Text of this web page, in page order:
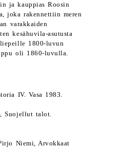
ja kauppias Roosin
joka rakennettiin meren
varakkaiden
kesähuvila-asutusta
1800-luvun
oli 1860-luvulla.
IV. Vasa 1983.
Suojellut talot.
Niemi, Arvokkaat